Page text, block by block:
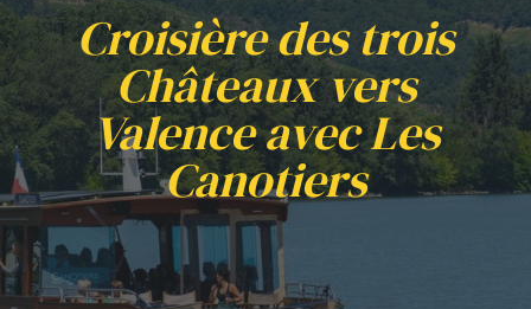
Croisière des trois
Châteaux vers
Valence avec Les
Canotiers